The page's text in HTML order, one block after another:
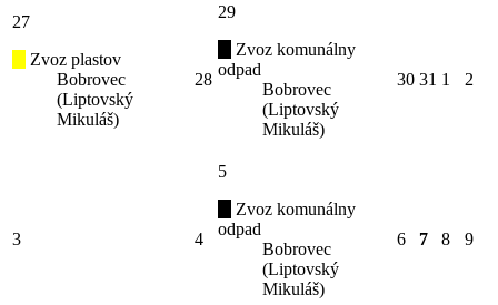
27
Zvoz plastov
Bobrovec
(Liptovský
Mikuláš)
28
29
Zvoz komunálny
odpad
Bobrovec
(Liptovský
Mikuláš)
30 31 1 2
3 4
5
Zvoz komunálny
odpad
Bobrovec
(Liptovský
Mikuláš)
6 7 8 9